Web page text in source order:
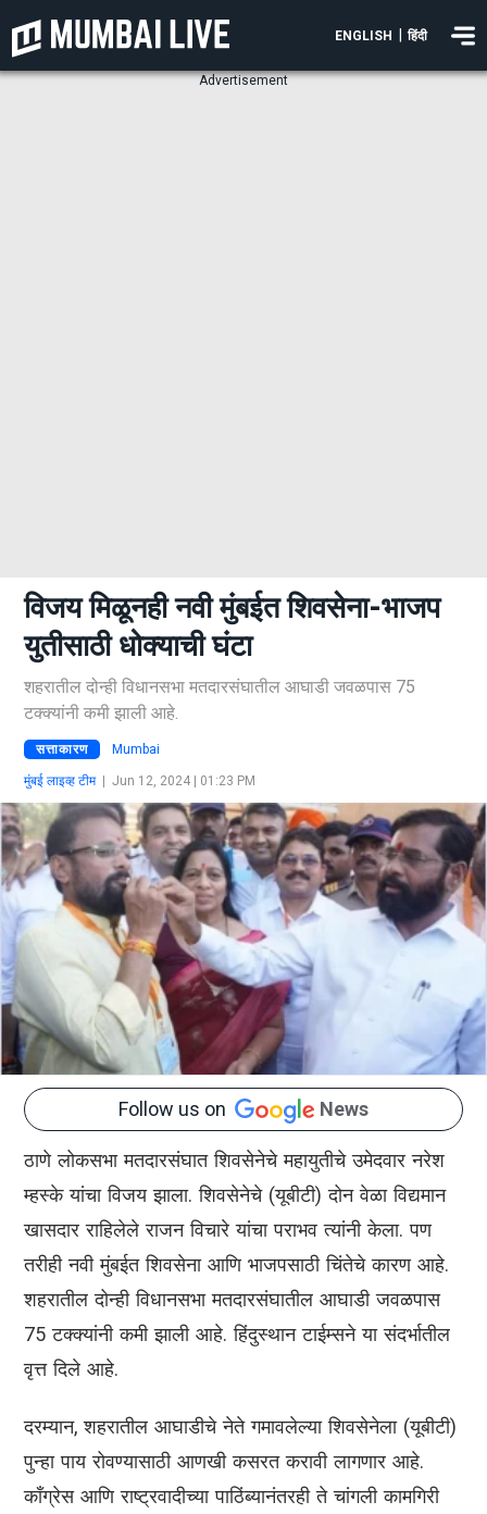
ENGLISH हिंदी
Advertisement
विजय मिळूनही नवी मुंबईत शिवसेना-भाजप
युतीसाठी धोक्याची घंटा
शहरातील दोन्ही विधानसभा मतदारसंघातील आघाडी जवळपास 75
टक्क्यांनी कमी झाली आहे.
सत्ताकारण Mumbai
मुंबई लाइव्ह टीम| Jun 12, 2024 | 01:23 PM
Follow us on News
ठाणे लोकसभा मतदारसंघात शिवसेनेचे महायुतीचे उमेदवार नरेश
म्हस्के यांचा विजय झाला. शिवसेनेचे (यूबीटी) दोन वेळा विद्यमान
खासदार राहिलेले राजन विचारे यांचा पराभव त्यांनी केला. पण
तरीही नवी मुंबईत शिवसेना आणि भाजपसाठी चिंतेचे कारण आहे.
शहरातील दोन्ही विधानसभा मतदारसंघातील आघाडी जवळपास
75 टक्क्यांनी कमी झाली आहे. हिंदुस्थान टाईम्सने या संदर्भातील
वृत्त दिले आहे.
दरम्यान, शहरातील आघाडीचे नेते गमावलेल्या शिवसेनेला (यूबीटी)
पुन्हा पाय रोवण्यासाठी आणखी कसरत करावी लागणार आहे.
काँग्रेस आणि राष्ट्रवादीच्या पाठिंब्यानंतरही ते चांगली कामगिरी